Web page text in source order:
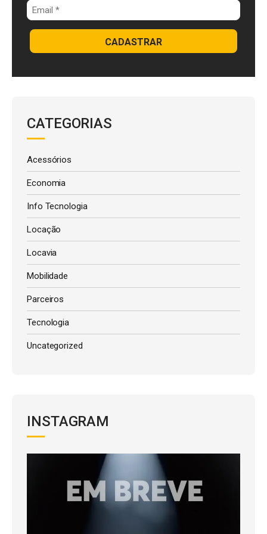
CADASTRAR
CATEGORIAS
Acessórios
Economia
Info Tecnologia
Locação
Locavia
Mobilidade
Parceiros
Tecnologia
Uncategorized
INSTAGRAM